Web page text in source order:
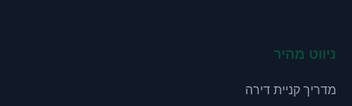
ניווט מהיר
מדריך קניית דירה